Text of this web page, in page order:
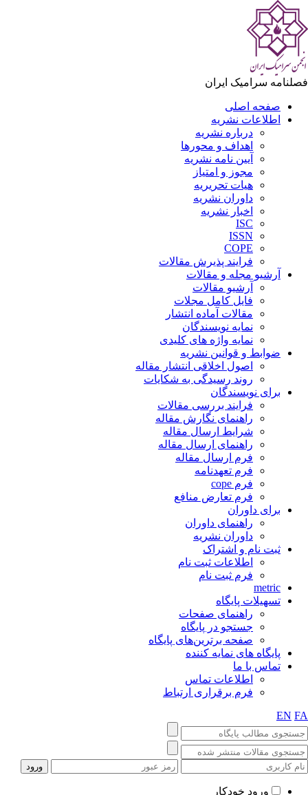
سرامیک ایران
صفحه اصلی
اطلاعات نشریه
درباره نشریه
اهداف و محورها
آیین نامه نشریه
مجوز و امتیاز
هیات تحریریه
داوران نشریه
اخبار نشریه
ISC
ISSN
COPE
فرایند پذیرش مقالات
آرشیو مجله و مقالات
آرشیو مقالات
فایل کامل مجلات
مقالات آماده انتشار
نمایه نویسندگان
نمایه واژه های کلیدی
ضوابط و قوانین نشریه
اصول اخلاقی انتشار مقاله
روند رسیدگی به شکایات
برای نویسندگان
فرایند بررسی مقالات
راهنمای نگارش مقاله
شرایط ارسال مقاله
راهنمای ارسال مقاله
فرم ارسال مقاله
فرم تعهدنامه
فرم cope
فرم تعارض منافع
برای داوران
راهنمای داوران
داوران نشریه
ثبت نام و اشتراک
اطلاعات ثبت نام
فرم ثبت نام
metric
تسهیلات پایگاه
راهنمای صفحات
جستجو در پایگاه
صفحه برترین‌های پایگاه
پایگاه های نمایه کننده
تماس با ما
اطلاعات تماس
فرم برقراری ارتباط
EN
ورود خودکار